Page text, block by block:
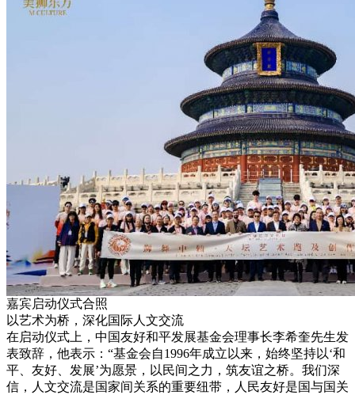
嘉宾启动仪式合照
以艺术为桥，深化国际人文交流
在启动仪式上，中国友好和平发展基金会理事长李希奎先生发
表致辞，他表示：“基金会自1996年成立以来，始终坚持以‘和
平、友好、发展’为愿景，以民间之力，筑友谊之桥。我们深
信，人文交流是国家间关系的重要纽带，人民友好是国与国关